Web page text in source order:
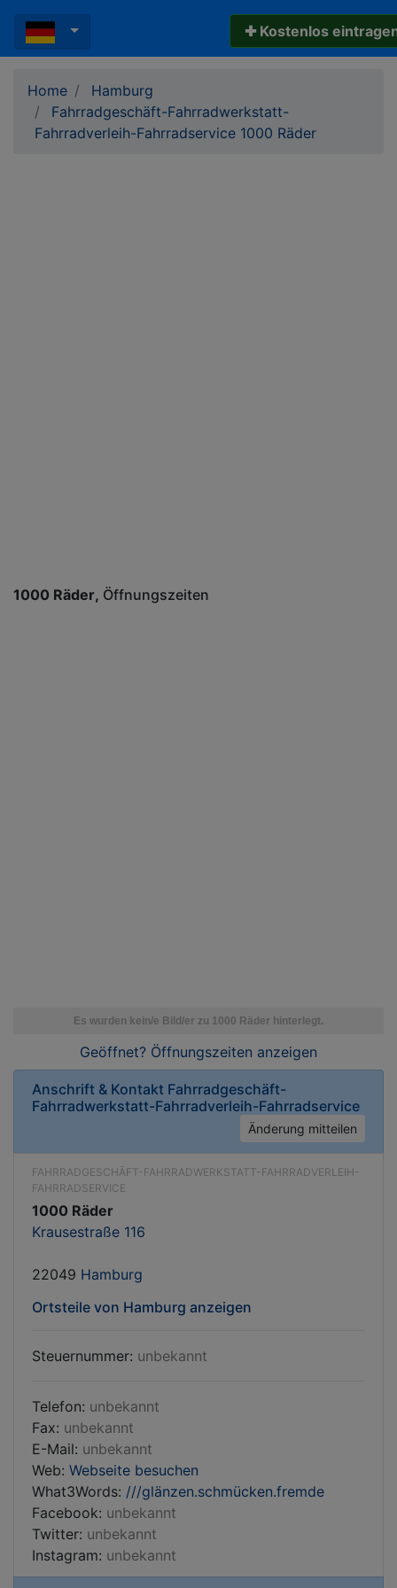
✚ Kostenlos
Home
Hamburg
Fahrradgeschäft-Fahrradwerkstatt-
Fahrradverleih-Fahrradservice 1000 Räder
1000 Räder Öffnungszeiten
Geöffnet? Öffnungszeiten anzeigen
Anschrift & Kontakt Fahrradgeschäft-
Fahrradwerkstatt-Fahrradverleih-Fahrradservice
Änderung mitteilen
FAHRRADGESCHÄFT-FAHRRADWERKSTATT-FAHRRADVERLEIH-
FAHRRADSERVICE
1000 Räder
Krausestraße 116
22049 Hamburg
Ortsteile von Hamburg anzeigen
Steuernummer: unbekannt
Telefon: unbekannt
Fax: unbekannt
E-Mail: unbekannt
Web: Webseite besuchen
What3Words: ///glänzen.schmücken.fremde
Facebook: unbekannt
Twitter: unbekannt
Instagram: unbekannt